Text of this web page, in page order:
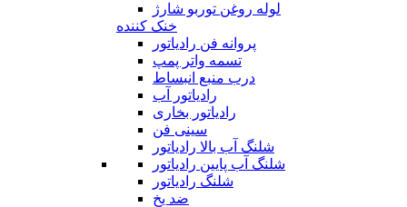
لوله روغن توربو شارژ
خنک کننده
پروانه فن رادیاتور
تسمه واتر پمپ
درب منبع انبساط
رادیاتور آب
رادیاتور بخاری
سینی فن
شلنگ آب بالا رادیاتور
شلنگ آب پایین رادیاتور
شلنگ رادیاتور
ضد یخ